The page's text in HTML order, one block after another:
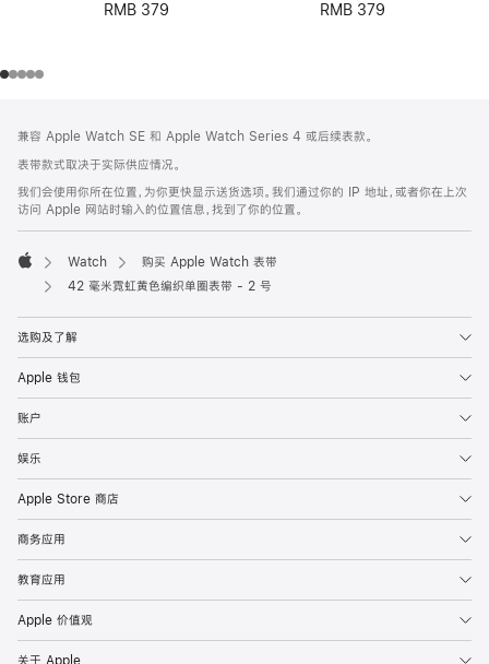
RMB 379 RMB 379
页
页
脚
注
兼容 Apple Watch SE 和 Apple Watch Series 4 或后续表款。
表带款式取决于实际供应情况。
我们会使用你所在位置，为你更快显示送货选项。我们通过你的 IP 地址，或者你在上次
访问 Apple 网站时输入的位置信息，找到了你的位置。
Apple
Watch
购买 Apple Watch 表带
42 毫米霓虹黄色编织单圈表带 - 2 号
选购及了解
Apple 钱包
账户
娱乐
Apple Store 商店
商务应用
教育应用
Apple 价值观
关于 Apple